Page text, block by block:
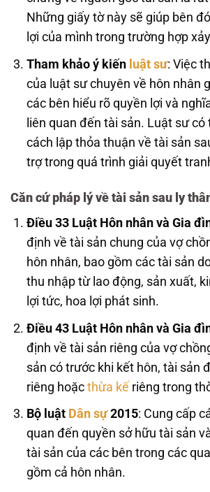
Những giấy tờ này sẽ giúp bên
lợi của mình trong trường hợp
Tham khảo ý kiếnluật sư: Việc
của luật sư chuyên về hôn nhân
các bên hiểu rõ quyền lợi và
liên quan đến tài sản. Luật sư có
cách lập thỏa thuận về tài sản
trợ trong quá trình giải quyết
Căn cứ pháp lý về tài sản sau ly
Điều 33 Luật Hôn nhân và Gia
định về tài sản chung của vợ
hôn nhân, bao gồm các tài sản
thu nhập từ lao động, sản xuất,
lợi tức, hoa lợi phát sinh.
Điều 43 Luật Hôn nhân và Gia
định về tài sản riêng của vợ
sản có trước khi kết hôn, tài sản
riêng hoặc thừa kế riêng trong
Bộ luật Dân sự2015: Cung cấp
quan đến quyền sở hữu tài sản
tài sản của các bên trong các
gồm cả hôn nhân.